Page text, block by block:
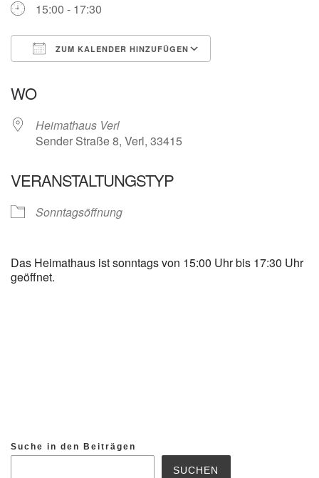
15:00 - 17:30
ZUM KALENDER HINZUFÜGEN
WO
Heimathaus Verl
Sender Straße 8, Verl, 33415
VERANSTALTUNGSTYP
Sonntagsöffnung
Das Heimathaus ist sonntags von 15:00 Uhr bis 17:30 Uhr
geöffnet.
Suche in den Beiträgen
SUCHEN